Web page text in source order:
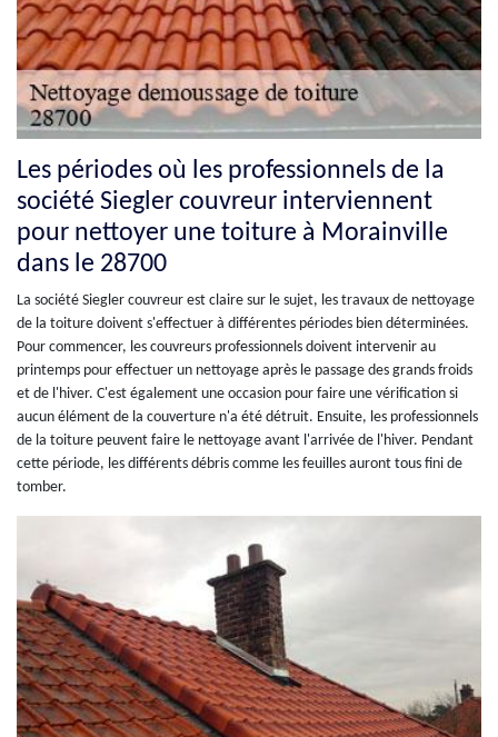
Les périodes où les professionnels de la
société Siegler couvreur interviennent
pour nettoyer une toiture à Morainville
dans le 28700
La société Siegler couvreur est claire sur le sujet, les travaux de nettoyage
de la toiture doivent s'effectuer à différentes périodes bien déterminées.
Pour commencer, les couvreurs professionnels doivent intervenir au
printemps pour effectuer un nettoyage après le passage des grands froids
et de l'hiver. C'est également une occasion pour faire une vérification si
aucun élément de la couverture n'a été détruit. Ensuite, les professionnels
de la toiture peuvent faire le nettoyage avant l'arrivée de l'hiver. Pendant
cette période, les différents débris comme les feuilles auront tous fini de
tomber.